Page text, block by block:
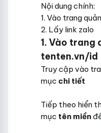
Nội dung chính:
1. Vào trang
2. Lấy link zalo
1. Vào trang
tenten.vn/id
Truy cập vào
mục chi tiết
Tiếp theo hiển
mục tên miền